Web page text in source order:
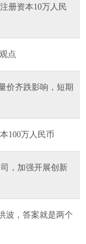
册资本10万人民
点
价齐跌影响，短期
100万人民币
，加强开展创新
波，答案就是两个